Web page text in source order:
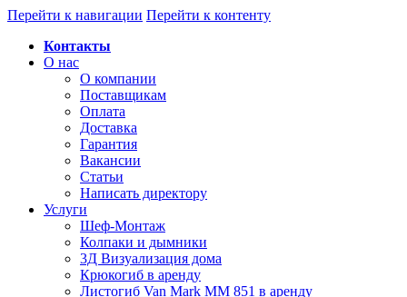
Перейти к навигации Перейти к контенту
Контакты
О нас
О компании
Поставщикам
Оплата
Доставка
Гарантия
Вакансии
Статьи
Написать директору
Услуги
Шеф-Монтаж
Колпаки и дымники
3Д Визуализация дома
Крюкогиб в аренду
Листогиб Van Mark MM 851 в аренду